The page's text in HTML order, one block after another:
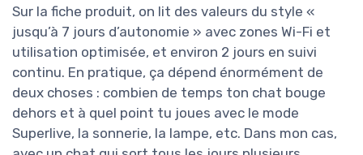
Sur la fiche produit, on lit des valeurs du style «
jusqu’à 7 jours d’autonomie » avec zones Wi-Fi et
utilisation optimisée, et environ 2 jours en suivi
continu. En pratique, ça dépend énormément de
deux choses : combien de temps ton chat bouge
dehors et à quel point tu joues avec le mode
Superlive, la sonnerie, la lampe, etc. Dans mon cas,